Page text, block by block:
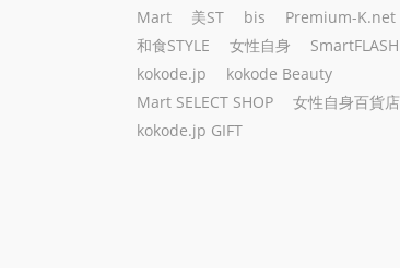
Mart
美ST bis
Premium-K.net
和食STYLE
女性自身 SmartFLASH
kokode.jp
kokode Beauty
Mart SELECT SHOP
女性自身百貨店
kokode.jp GIFT